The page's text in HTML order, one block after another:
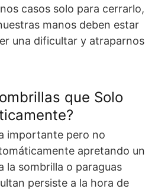
casos solo para cerrarlo,
manos deben estar
una dificultar y atraparnos
que Solo
importante pero no
apretando un
la sombrilla o paraguas
persiste a la hora de